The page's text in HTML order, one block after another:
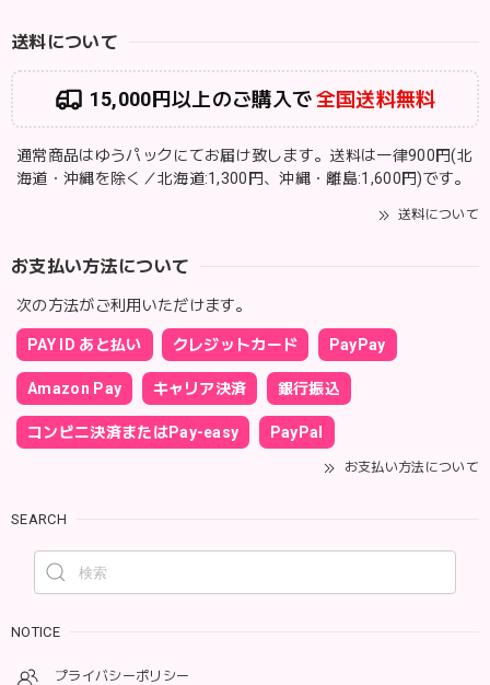
送料について
15,000円以上のご購入で全国送料無料
通常商品はゆうパックにてお届け致します。送料は一律900円(北
海道・沖縄を除く／北海道:1,300円、沖縄・離島:1,600円)です。
送料について
お支払い方法について
次の方法がご利用いただけます。
PAY ID あと払い クレジットカード PayPay
Amazon Pay キャリア決済 銀行振込
コンビニ決済またはPay-easy PayPal
お支払い方法について
SEARCH
NOTICE
プライバシーポリシー